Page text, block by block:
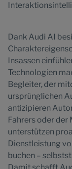
Dank Audi AI
Insassen
Technologien
Begleiter, der
ursprünglichen
antizipieren
Fahrers oder
unterstützen
Dienstleistung
buchen –